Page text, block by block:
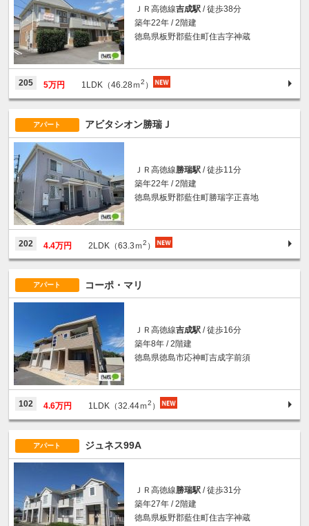
ＪＲ高徳線吉成駅 / 徒歩38分
築年22年 / 2階建
徳島県板野郡藍住町住吉字神蔵
205 5万円 1LDK（46.28ｍ2 ）
アパート アビタシオン勝瑞Ｊ
ＪＲ高徳線 勝瑞駅 / 徒歩11分
築年22年 / 2階建
徳島県板野郡藍住町勝瑞字正喜地
202 4.4万円 2LDK（63.3ｍ2 ）
アパート コーポ・マリ
ＪＲ高徳線吉成駅 / 徒歩16分
築年8年 / 2階建
徳島県徳島市応神町吉成字前須
102 4.6万円 1LDK（32.44ｍ2 ）
アパート ジュネス99A
ＪＲ高徳線勝瑞駅 / 徒歩31分
築年27年 / 2階建
徳島県板野郡藍住町住吉字神蔵